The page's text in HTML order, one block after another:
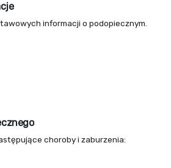
informacji o podopiecznym.
choroby i zaburzenia: